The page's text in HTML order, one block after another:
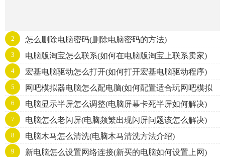
2 怎么删除电脑密码(删除电脑密码的方法)
3 电脑版淘宝怎么联系(如何在电脑版淘宝上联系卖家)
4 宏基电脑驱动怎么打开(如何打开宏基电脑驱动程序)
5
网吧模拟器电脑怎么配电脑(如何配置适合玩网吧模拟
器的电脑)
6 电脑显示半屏怎么调整(电脑屏幕卡死半屏如何解决)
7 电脑怎么老闪屏(电脑频繁出现闪屏问题该怎么解决)
8 电脑木马怎么清洗(电脑木马清洗方法介绍)
9 新电脑怎么设置网络连接(新买的电脑如何设置上网)